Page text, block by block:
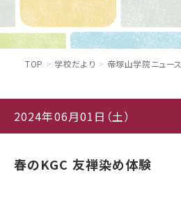
TOP 学校だより 帝塚山学院ニュース
2024年06月01日（土）
春のKGC 友禅染め体験